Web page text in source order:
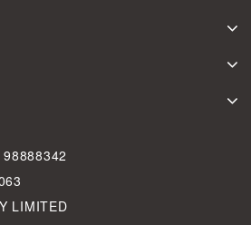
98888342
LIMITED